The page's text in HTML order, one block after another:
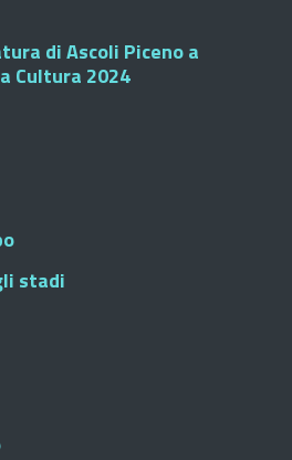
di Ascoli Piceno a
Cultura 2024
stadi